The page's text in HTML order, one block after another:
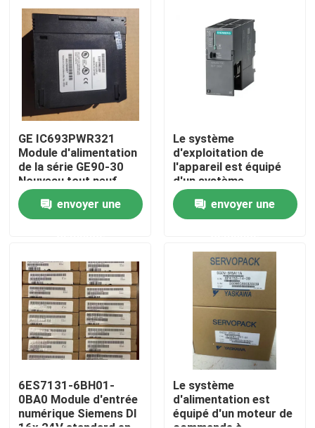
Maison
Produits
Au sujet de nous
Visite d'usine
Contrôle de qualité
Demandez une citation
Servomoteur industriel
Amplificateur servo à C.A.
GE IC693PWR321
Module d'alimentation
de la série GE90-30
Nouveau tout neuf
envoyer une
Le système
d'exploitation de
l'appareil est équipé
d'un système
d'exploitation de
l'appareil, qui est
équipé d'un système
l'appareil.
envoyer une
6ES7131-6BH01-
0BA0 Module d'entrée
numérique Siemens DI
Le système
d'alimentation est
équipé d'un moteur de